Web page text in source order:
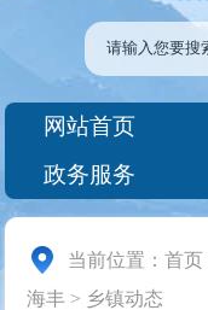
网站首页
政务服务
当前位置：首页
海丰 > 乡镇动态